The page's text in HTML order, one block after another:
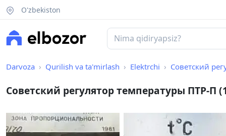
O'zbekiston
Darvoza Qurilish va ta'mirlash Elektrchi Советский
Советский регулятор температуры ПТР-П